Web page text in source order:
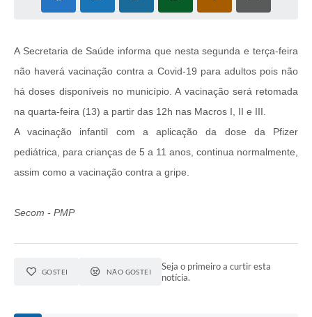
A Secretaria de Saúde informa que nesta segunda e terça-feira
não haverá vacinação contra a Covid-19 para adultos pois não
há doses disponíveis no município. A vacinação será retomada
na quarta-feira (13) a partir das 12h nas Macros I, II e III.
A vacinação infantil com a aplicação da dose da Pfizer
pediátrica, para crianças de 5 a 11 anos, continua normalmente,
assim como a vacinação contra a gripe.
Secom - PMP
GOSTEI NÃO GOSTEI
Seja o primeiro a curtir esta
notícia.